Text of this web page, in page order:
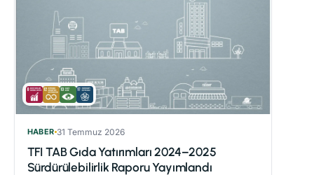
HABER 31 Temmuz 2026
TFI TAB Gıda Yatırımları 2024–2025
Sürdürülebilirlik Raporu Yayımlandı